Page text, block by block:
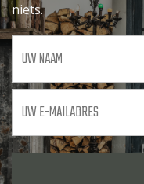
niets.
naam
mailadres *